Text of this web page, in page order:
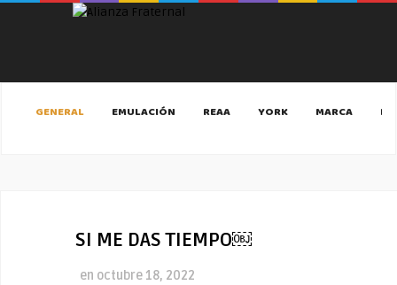
GENERAL EMULACIÓN REAA YORK MARCA
SI ME DAS TIEMPO￼
en octubre 18, 2022